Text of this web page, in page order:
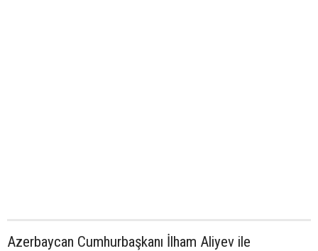
Azerbaycan Cumhurbaşkanı İlham Aliyev ile